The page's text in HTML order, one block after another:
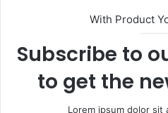
With Product
Subscribe to
to get the
Lorem ipsum dolor sit